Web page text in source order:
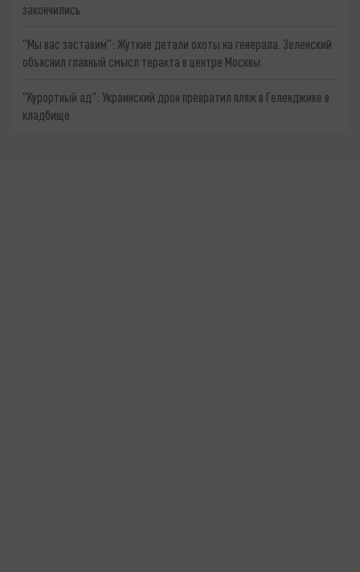
закончились
"Мы вас заставим": Жуткие детали охоты на генерала. Зеленский
объяснил главный смысл теракта в центре Москвы
"Курортный ад": Украинский дрон превратил пляж в Геленджике в
кладбище